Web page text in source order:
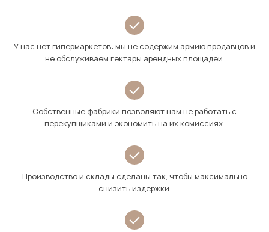
У нас нет гипермаркетов: мы не содержим армию продавцов и
не обслуживаем гектары арендных площадей.
Собственные фабрики позволяют нам не работать с
перекупщиками и экономить на их комиссиях.
Производство и склады сделаны так, чтобы максимально
снизить издержки.